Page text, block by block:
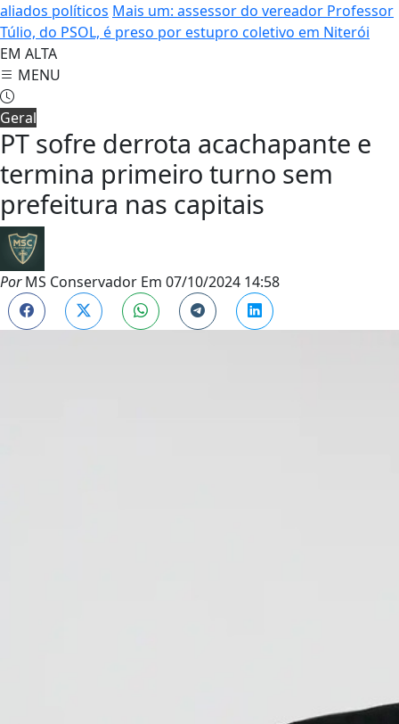
aliados políticos Mais um: assessor do vereador Professor
Túlio, do PSOL, é preso por estupro coletivo em Niterói
EM ALTA
MENU
Geral
PT sofre derrota acachapante e
termina primeiro turno sem
prefeitura nas capitais
PorMS Conservador Em 07/10/2024 14:58